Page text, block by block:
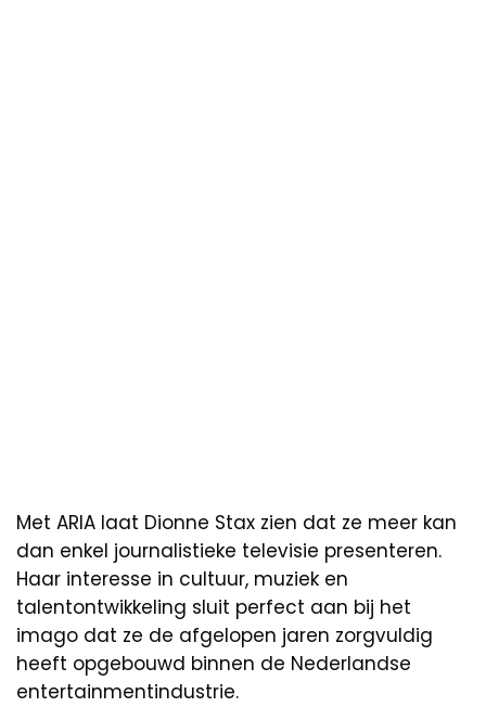
Met ARIA laat Dionne Stax zien dat ze meer kan
dan enkel journalistieke televisie presenteren.
Haar interesse in cultuur, muziek en
talentontwikkeling sluit perfect aan bij het
imago dat ze de afgelopen jaren zorgvuldig
heeft opgebouwd binnen de Nederlandse
entertainmentindustrie.